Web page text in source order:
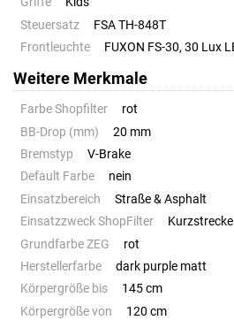
Steuersatz
FSA TH-848T
Frontleuchte
FUXON FS-30, 30 Lux
Weitere Merkmale
Farbe Shopfilter
rot
BB-Drop (mm)
20 mm
Bremstyp
V-Brake
Default Farbe
nein
Einsatzbereich
Straße & Asphalt
Einsatzzweck ShopFilter
Kurzstrecke
Grundfarbe ZEG
rot
Herstellerfarbe
dark purple matt
Körpergröße bis
145 cm
Körpergröße von
120 cm